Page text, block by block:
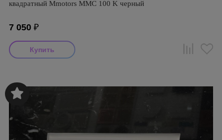
квадратный Mmotors ММC 100 K черный
7 050 ₽